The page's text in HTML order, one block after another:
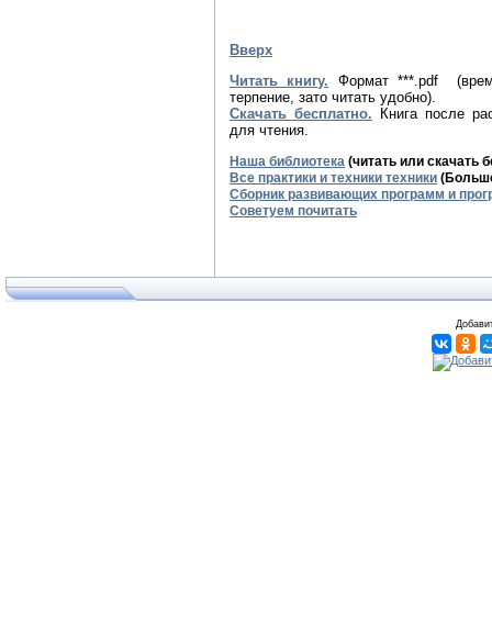
Вверх
Читать книгу.
Формат ***.pdf
терпение, зато читать удобно).
Скачать бесплатно. Книга после
для чтения.
Наша библиотека (читать или скачать
Все практики и техники техники
Сборник развивающих программ и
Советуем почитать